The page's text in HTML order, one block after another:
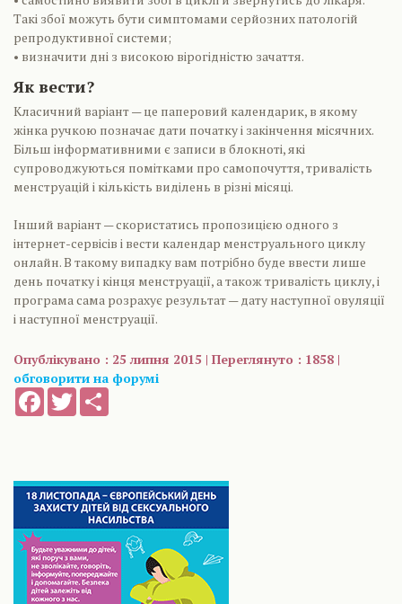
Такі збої можуть бути симптомами серйозних патологій
репродуктивної системи;
• визначити дні з високою вірогідністю зачаття.
Як вести?
Класичний варіант — це паперовий календарик, в якому
жінка ручкою позначає дати початку і закінчення місячних.
Більш інформативними є записи в блокноті, які
супроводжуються помітками про самопочуття, тривалість
менструацій і кількість виділень в різні місяці.
Інший варіант — скористатись пропозицією одного з
інтернет-сервісів і вести календар менструального циклу
онлайн. В такому випадку вам потрібно буде ввести лише
день початку і кінця менструації, а також тривалість циклу, і
програма сама розрахує результат — дату наступної овуляції
і наступної менструації.
Опублікувано : 25 липня 2015 | Переглянуто : 1858 |
обговорити на форумі
FacebookTwitter